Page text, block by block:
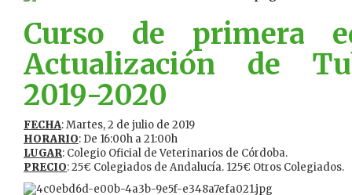
Curso de primera
Actualización de
2019-2020
FECHA: Martes, 2 de julio de 2019
HORARIO: De 16:00h a 21:00h
LUGAR: Colegio Oficial de Veterinarios de Córdoba.
PRECIO: 25€ Colegiados de Andalucía. 125€ Otros Colegiados.